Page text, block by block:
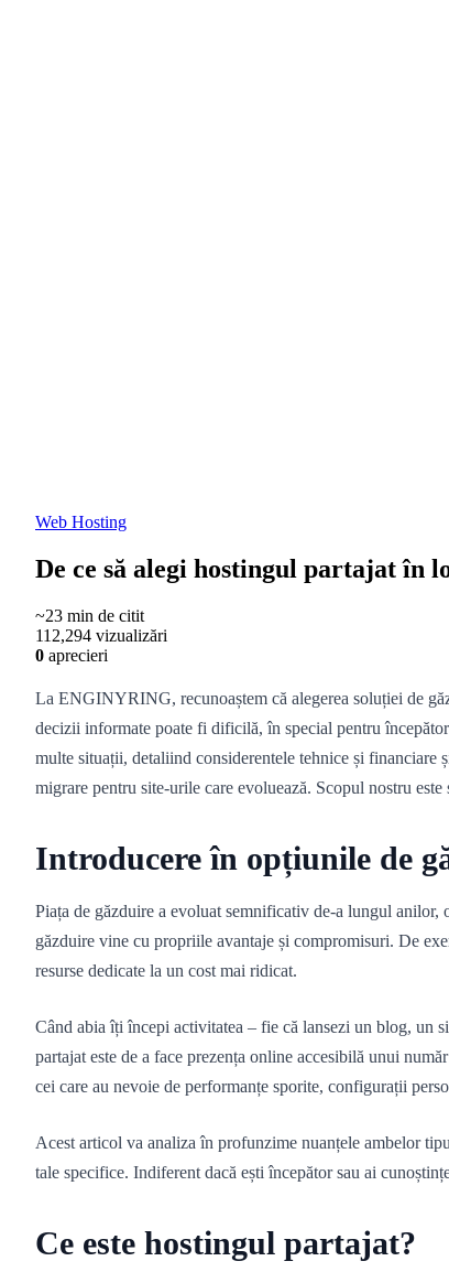
Web Hosting
De ce să alegi hostingul partajat în
~23 min de citit
112,294 vizualizări
0 aprecieri
La ENGINYRING, recunoaștem că alegerea soluției de
decizii informate poate fi dificilă, în special pentru
multe situații, detaliind considerentele tehnice și financiare
migrare pentru site-urile care evoluează. Scopul nostru
Introducere în opțiunile de
Piața de găzduire a evoluat semnificativ de-a lungul
găzduire vine cu propriile avantaje și compromisuri. De
resurse dedicate la un cost mai ridicat.
Când abia îți începi activitatea – fie că lansezi un blog, un
partajat este de a face prezența online accesibilă unui
cei care au nevoie de performanțe sporite, configurații
Acest articol va analiza în profunzime nuanțele ambelor
tale specifice. Indiferent dacă ești începător sau ai
Ce este hostingul partajat?